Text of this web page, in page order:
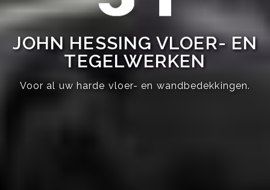
JOHN HESSING VLOER- EN
TEGELWERKEN
Voor al uw harde vloer- en wandbedekkingen.